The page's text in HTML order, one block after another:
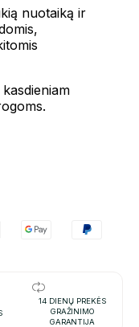
nuotaiką ir
14 DIENŲ PREKĖS
GRAŽINIMO
GARANTIJA